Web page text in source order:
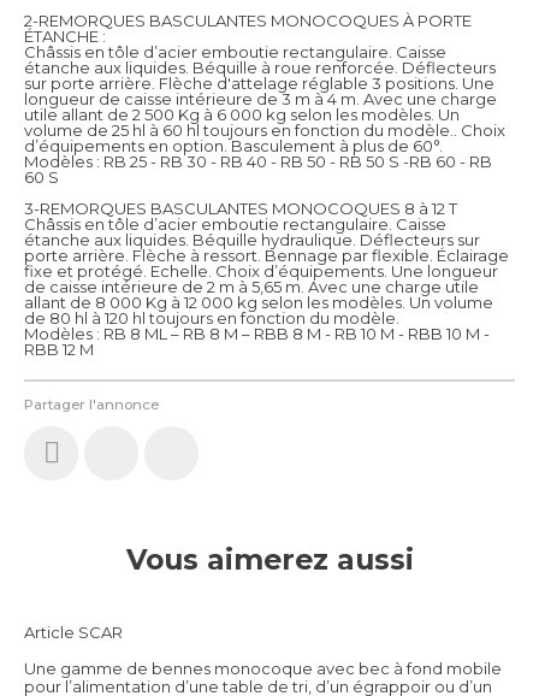
Partager l'annonce
2-REMORQUES BASCULANTES MONOCOQUES À PORTE
ÉTANCHE :
Châssis en tôle d’acier emboutie rectangulaire. Caisse
étanche aux liquides. Béquille à roue renforcée. Déflecteurs
sur porte arrière. Flèche d'attelage réglable 3 positions. Une
longueur de caisse intérieure de 3 m à 4 m. Avec une charge
utile allant de 2 500 Kg à 6 000 kg selon les modèles. Un
volume de 25 hl à 60 hl toujours en fonction du modèle.. Choix
d’équipements en option. Basculement à plus de 60°.
Modèles : RB 25 - RB 30 - RB 40 - RB 50 - RB 50 S -RB 60 - RB
60 S
3-REMORQUES BASCULANTES MONOCOQUES 8 à 12 T
Châssis en tôle d’acier emboutie rectangulaire. Caisse
étanche aux liquides. Béquille hydraulique. Déflecteurs sur
porte arrière. Flèche à ressort. Bennage par flexible. Éclairage
fixe et protégé. Echelle. Choix d’équipements. Une longueur
de caisse intérieure de 2 m à 5,65 m. Avec une charge utile
allant de 8 000 Kg à 12 000 kg selon les modèles. Un volume
de 80 hl à 120 hl toujours en fonction du modèle.
Modèles : RB 8 ML – RB 8 M – RBB 8 M - RB 10 M - RBB 10 M -
RBB 12 M
Vous aimerez aussi
Article SCAR
Une gamme de bennes monocoque avec bec à fond mobile
pour l’alimentation d’une table de tri, d’un égrappoir ou d’un